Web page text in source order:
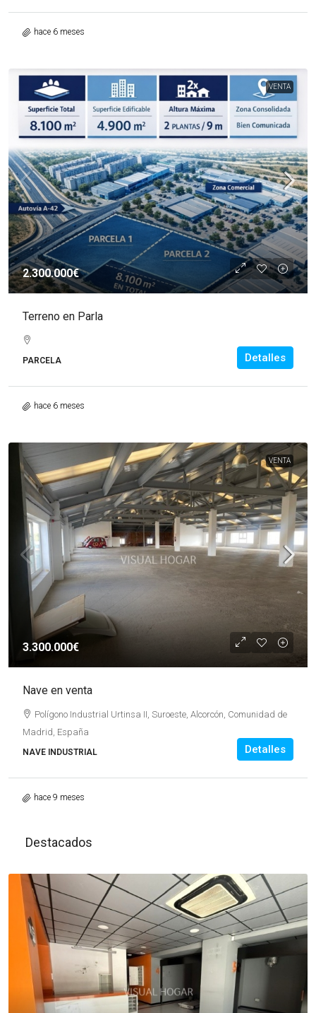
hace 6 meses
VENTA
2.300.000€
Terreno en Parla
PARCELA Detalles
hace 6 meses
VENTA
3.300.000€
Nave en venta
Polígono Industrial Urtinsa II, Suroeste, Alcorcón, Comunidad de
Madrid, España
NAVE INDUSTRIAL Detalles
hace 9 meses
Destacados